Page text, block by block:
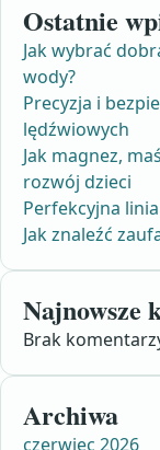
Ostatnie
Jak wybrać
wody?
Precyzja i
lędźwiowych
Jak magnez,
rozwój dzieci
Perfekcyjna
Jak znaleźć
Najnowsze
Brak
Archiwa
czerwiec 2026